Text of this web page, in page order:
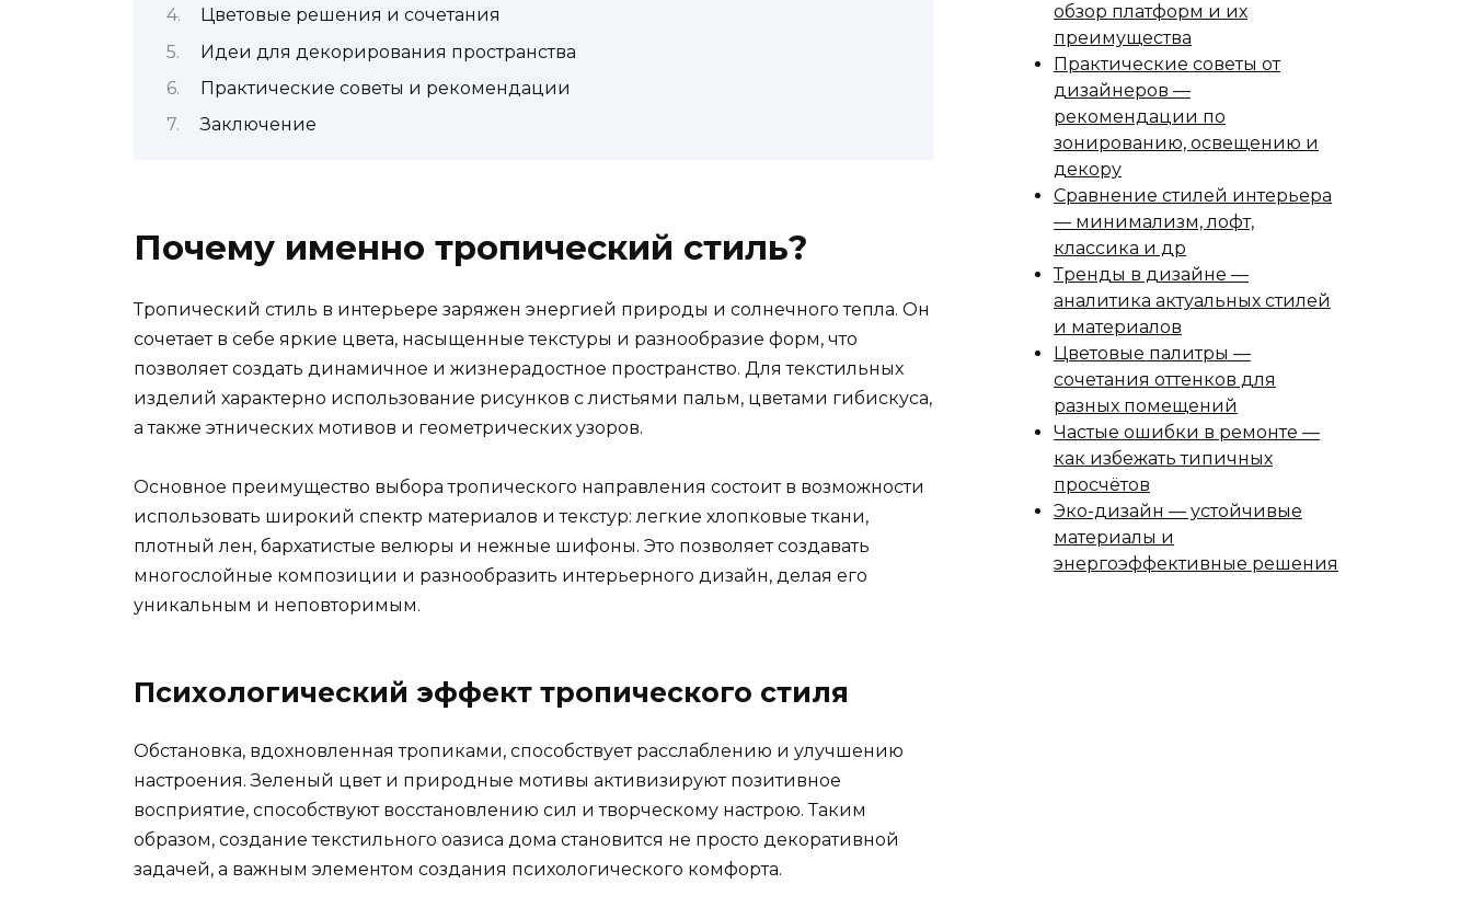
Цветовые решения и сочетания
Идеи для декорирования пространства
Практические советы и рекомендации
Заключение
Почему именно тропический стиль?
Тропический стиль в интерьере заряжен энергией природы и солнечного тепла. Он
сочетает в себе яркие цвета, насыщенные текстуры и разнообразие форм, что
позволяет создать динамичное и жизнерадостное пространство. Для текстильных
изделий характерно использование рисунков с листьями пальм, цветами гибискуса,
а также этнических мотивов и геометрических узоров.
Основное преимущество выбора тропического направления состоит в возможности
использовать широкий спектр материалов и текстур: легкие хлопковые ткани,
плотный лен, бархатистые велюры и нежные шифоны. Это позволяет создавать
многослойные композиции и разнообразить интерьерного дизайн, делая его
уникальным и неповторимым.
Психологический эффект тропического стиля
Обстановка, вдохновленная тропиками, способствует расслаблению и улучшению
настроения. Зеленый цвет и природные мотивы активизируют позитивное
восприятие, способствуют восстановлению сил и творческому настрою. Таким
образом, создание текстильного оазиса дома становится не просто декоративной
задачей, а важным элементом создания психологического комфорта.
обзор платформ и их
преимущества
Практические советы от
дизайнеров —
рекомендации по
зонированию, освещению и
декору
Сравнение стилей интерьера
— минимализм, лофт,
классика и др
Тренды в дизайне —
аналитика актуальных стилей
и материалов
Цветовые палитры —
сочетания оттенков для
разных помещений
Частые ошибки в ремонте —
как избежать типичных
просчётов
Эко-дизайн — устойчивые
материалы и
энергоэффективные решения